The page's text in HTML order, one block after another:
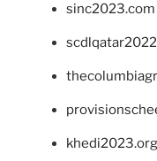
sinc2023.com
khedi2023.org